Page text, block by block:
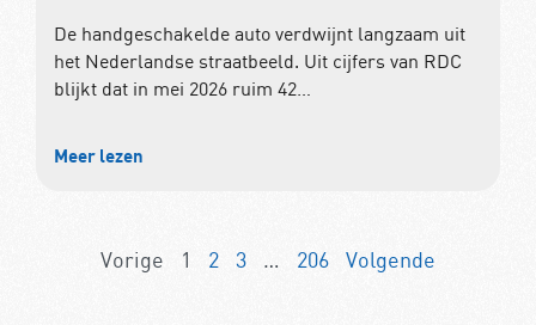
De handgeschakelde auto verdwijnt langzaam uit
het Nederlandse straatbeeld. Uit cijfers van RDC
blijkt dat in mei 2026 ruim 42…
Meer lezen
Vorige 1 2 3 … 206 Volgende